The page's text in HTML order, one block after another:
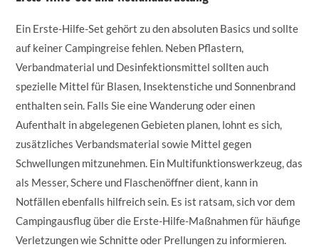
Ein Erste-Hilfe-Set gehört zu den absoluten Basics und sollte
auf keiner Campingreise fehlen. Neben Pflastern,
Verbandmaterial und Desinfektionsmittel sollten auch
spezielle Mittel für Blasen, Insektenstiche und Sonnenbrand
enthalten sein. Falls Sie eine Wanderung oder einen
Aufenthalt in abgelegenen Gebieten planen, lohnt es sich,
zusätzliches Verbandsmaterial sowie Mittel gegen
Schwellungen mitzunehmen. Ein Multifunktionswerkzeug, das
als Messer, Schere und Flaschenöffner dient, kann in
Notfällen ebenfalls hilfreich sein. Es ist ratsam, sich vor dem
Campingausflug über die Erste-Hilfe-Maßnahmen für häufige
Verletzungen wie Schnitte oder Prellungen zu informieren.